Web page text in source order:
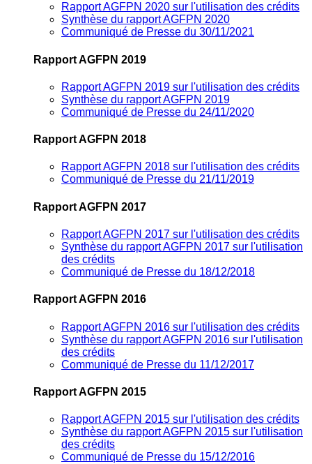
Rapport AGFPN 2020 sur l'utilisation des crédits
Synthèse du rapport AGFPN 2020
Communiqué de Presse du 30/11/2021
Rapport AGFPN 2019
Rapport AGFPN 2019 sur l'utilisation des crédits
Synthèse du rapport AGFPN 2019
Communiqué de Presse du 24/11/2020
Rapport AGFPN 2018
Rapport AGFPN 2018 sur l'utilisation des crédits
Communiqué de Presse du 21/11/2019
Rapport AGFPN 2017
Rapport AGFPN 2017 sur l'utilisation des crédits
Synthèse du rapport AGFPN 2017 sur l'utilisation
des crédits
Communiqué de Presse du 18/12/2018
Rapport AGFPN 2016
Rapport AGFPN 2016 sur l'utilisation des crédits
Synthèse du rapport AGFPN 2016 sur l'utilisation
des crédits
Communiqué de Presse du 11/12/2017
Rapport AGFPN 2015
Rapport AGFPN 2015 sur l'utilisation des crédits
Synthèse du rapport AGFPN 2015 sur l'utilisation
des crédits
Communiqué de Presse du 15/12/2016